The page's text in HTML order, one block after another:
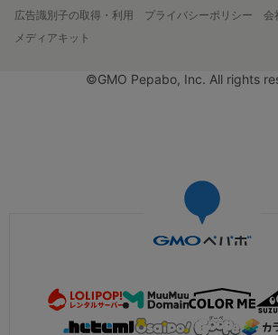
広告識別子の取得・利用
プライバシーポリシー 会
メディアキット
©GMO Pepabo, Inc. All rights